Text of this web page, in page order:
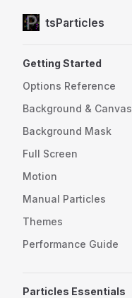
Skip to content
tsParticles
Getting Started
Options Reference
Background & Canvas
Background Mask
Full Screen
Motion
Manual Particles
Themes
Performance Guide
Particles Essentials